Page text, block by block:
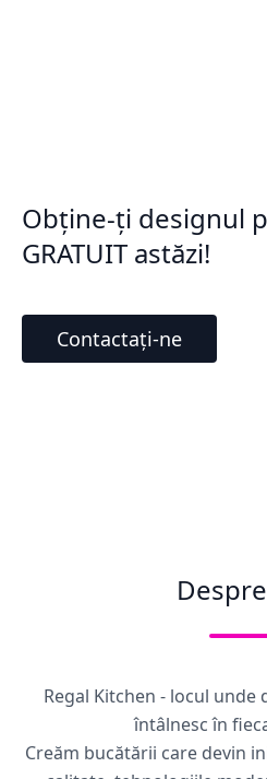
Obține-ți designul
GRATUIT astăzi!
Contactați-ne
Regal Kitchen - locul unde
întâlnesc în
Creăm bucătării care devin